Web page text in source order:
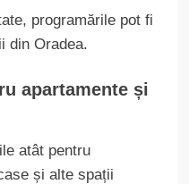
programările pot fi
din Oradea.
apartamente și
atât pentru
și alte spații